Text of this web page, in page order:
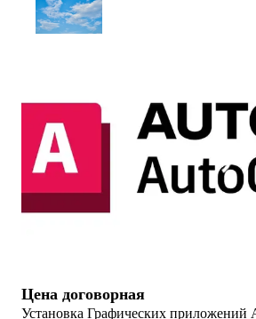
Цена договорная
Установка Графических приложений